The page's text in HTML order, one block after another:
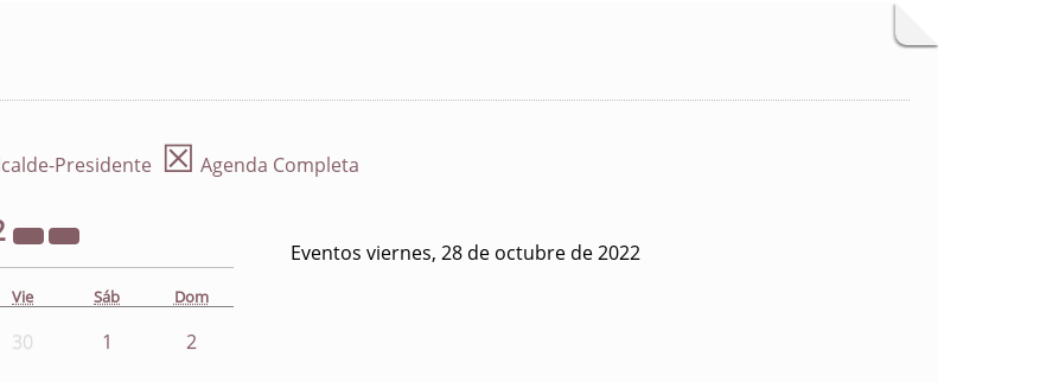
Presidente ☒ Agenda Completa
Vie Sáb Dom
30 1 2
Eventos viernes, 28 de octubre de 2022